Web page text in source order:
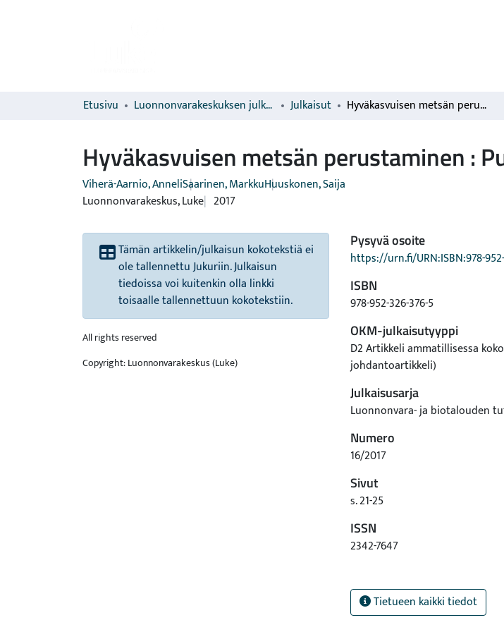
Etusivu Luonnonvarakeskuksen julkaisut Julkaisut Hyväkasvuisen metsän perustaminen : Puulajin valinta
Hyväkasvuisen metsän perustaminen :
Viherä-Aarnio, AnneliSaarinen, MarkkuHuuskonen, Saija
Luonnonvarakeskus, Luke 2017
Tämän artikkelin/julkaisun kokotekstiä ei
ole tallennettu Jukuriin. Julkaisun
tiedoissa voi kuitenkin olla linkki
toisaalle tallennettuun kokotekstiin.
All rights reserved
Copyright: Luonnonvarakeskus (Luke)
Pysyvä osoite
https://urn.fi/URN:ISBN:978-
ISBN
978-952-326-376-5
OKM-julkaisutyyppi
D2 Artikkeli ammatillisessa
johdantoartikkeli)
Julkaisusarja
Luonnonvara- ja biotalouden
Numero
16/2017
Sivut
s. 21-25
ISSN
2342-7647
Tietueen kaikki tiedot